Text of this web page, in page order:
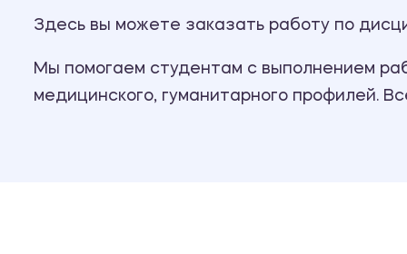
Здесь вы можете заказать работу по
Мы помогаем студентам с выполнением
медицинского, гуманитарного профилей.